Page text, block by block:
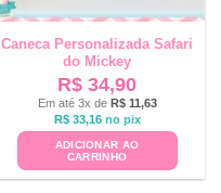
Caneca Personalizada Safari
do Mickey
R$ 34,90
Em até 3x de R$11,63
R$33,16 no pix
ADICIONAR AO
CARRINHO